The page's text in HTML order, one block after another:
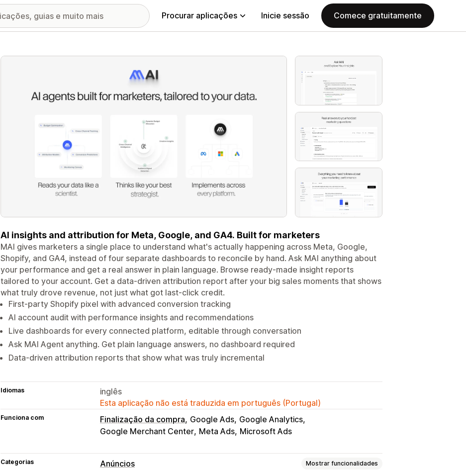
Procurar aplicações Inicie sessão Comece gratuitamente
Galeria de imagens em destaque
AI insights and attribution for Meta, Google, and GA4. Built for marketers
MAI gives marketers a single place to understand what's actually happening across Meta, Google,
Shopify, and GA4, instead of four separate dashboards to reconcile by hand. Ask MAI anything about
your performance and get a real answer in plain language. Browse ready-made insight reports
tailored to your account. Get a data-driven attribution report after your big sales moments that shows
what truly drove revenue, not just what got last-click credit.
First-party Shopify pixel with advanced conversion tracking
AI account audit with performance insights and recommendations
Live dashboards for every connected platform, editable through conversation
Ask MAI Agent anything. Get plain language answers, no dashboard required
Data-driven attribution reports that show what was truly incremental
Idiomas
inglês
Esta aplicação não está traduzida em português (Portugal)
Funciona com Finalização da compra Google Ads Google Analytics
Google Merchant Center Meta Ads Microsoft Ads
Categorias Anúncios Mostrar funcionalidades